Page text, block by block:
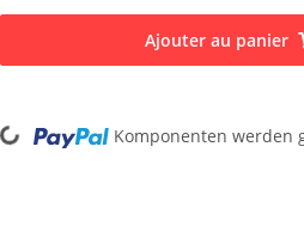
Ajouter au panier
Komponenten werden